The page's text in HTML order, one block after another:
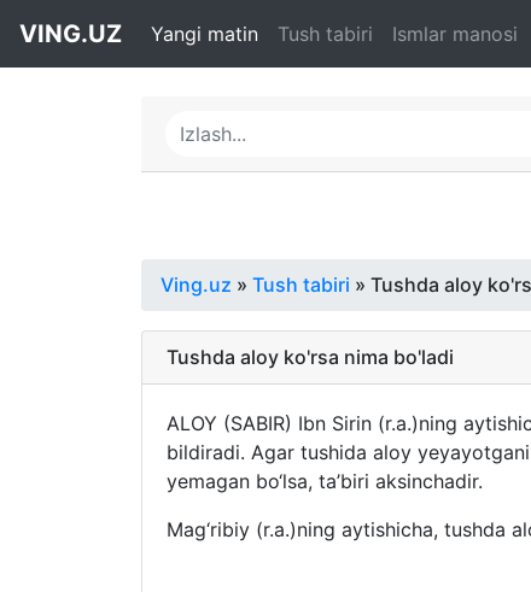
VING.UZ Yangi matin Tush tabiri Ismlar manosi
Ving.uz » Tush tabiri » Tushda aloy
Tushda aloy ko'rsa nima bo'ladi
ALOY (SABIR) Ibn Sirin (r.a.)ning
bildiradi. Agar tushida aloy
yemagan bo‘lsa, ta’biri aksinchadir.
Mag‘ribiy (r.a.)ning aytishicha, tushda